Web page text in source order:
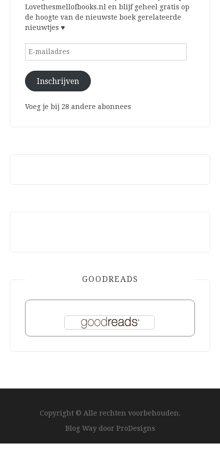
Lovethesmellofbooks.nl en blijf geheel gratis op
de hoogte van de nieuwste boek gerelateerde
nieuwtjes ♥
E-
Inschrijven
Voeg je bij 28 andere abonnees
GOODREADS
Copyright © Alle rechten voorbehouden.
Blog Way door ProDesigns